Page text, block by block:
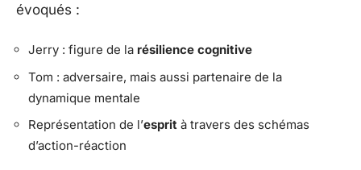
évoqués :
Jerry : figure de la résilience cognitive
Tom : adversaire, mais aussi partenaire de la
dynamique mentale
Représentation de l’esprit à travers des schémas
d’action-réaction